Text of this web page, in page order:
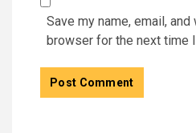
Save my name, email,
browser for the next time